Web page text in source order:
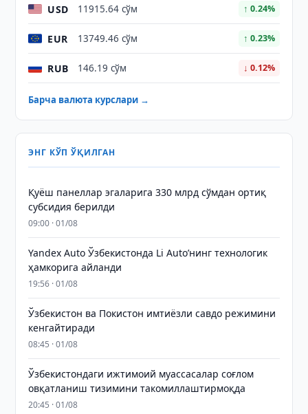
USD 11915.64 сўм ↑ 0.24%
EUR 13749.46 сўм ↑ 0.23%
RUB 146.19 сўм ↓ 0.12%
Барча валюта курслари →
ЭНГ КЎП ЎҚИЛГАН
Қуёш панеллар эгаларига 330 млрд сўмдан ортиқ
субсидия берилди
09:00 · 01/08
Yandex Auto Ўзбекистонда Li Auto’нинг технологик
ҳамкорига айланди
19:56 · 01/08
Ўзбекистон ва Покистон имтиёзли савдо режимини
кенгайтиради
08:45 · 01/08
Ўзбекистондаги ижтимоий муассасалар соғлом
овқатланиш тизимини такомиллаштирмоқда
20:45 · 01/08